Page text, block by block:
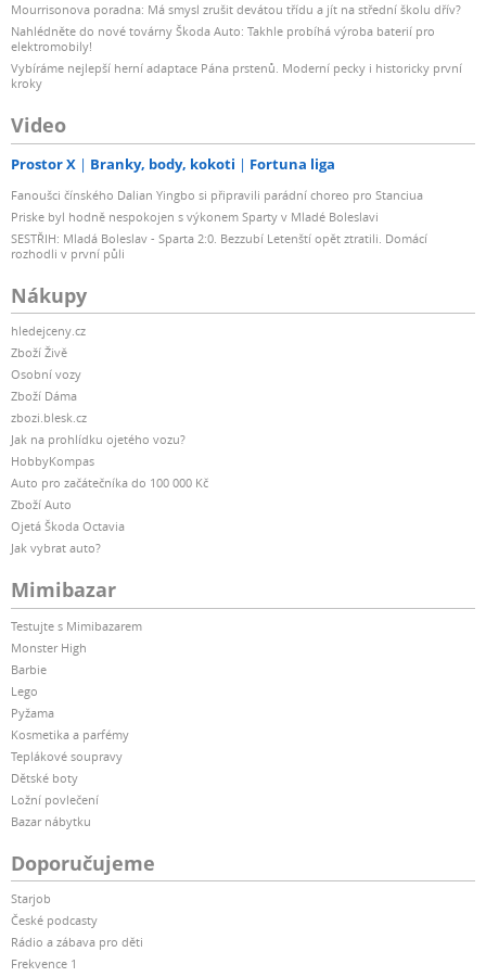
Mourrisonova poradna: Má smysl zrušit devátou třídu a jít na střední školu dřív?
Nahlédněte do nové továrny Škoda Auto: Takhle probíhá výroba baterií pro
elektromobily!
Vybíráme nejlepší herní adaptace Pána prstenů. Moderní pecky i historicky první
kroky
Video
Prostor X Branky, body, kokoti Fortuna liga
Fanoušci čínského Dalian Yingbo si připravili parádní choreo pro Stanciua
Priske byl hodně nespokojen s výkonem Sparty v Mladé Boleslavi
SESTŘIH: Mladá Boleslav - Sparta 2:0. Bezzubí Letenští opět ztratili. Domácí
rozhodli v první půli
Nákupy
hledejceny.cz
Zboží Živě
Osobní vozy
Zboží Dáma
zbozi.blesk.cz
Jak na prohlídku ojetého vozu?
HobbyKompas
Auto pro začátečníka do 100 000 Kč
Zboží Auto
Ojetá Škoda Octavia
Jak vybrat auto?
Mimibazar
Testujte s Mimibazarem
Monster High
Barbie
Lego
Pyžama
Kosmetika a parfémy
Teplákové soupravy
Dětské boty
Ložní povlečení
Bazar nábytku
Doporučujeme
Starjob
České podcasty
Rádio a zábava pro děti
Frekvence 1